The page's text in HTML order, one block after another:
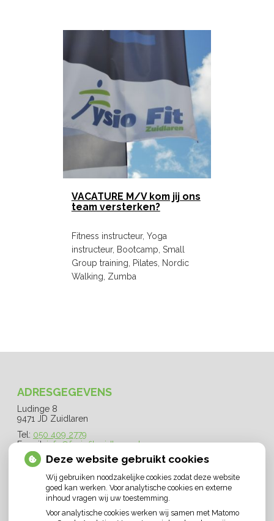
VACATURE M/V kom jij ons
team versterken?
Fitness instructeur, Yoga
instructeur, Bootcamp, Small
Group training, Pilates, Nordic
Walking, Zumba
ADRESGEGEVENS
Ludinge 8
9471 JD Zuidlaren
Tel: 050 409 2779
E-mail:info@fysiofitzuidlaren.nl
OPENINGSTIJDEN
Maandag:
07.30 - 21.30
Dinsdag:
07.30 - 21.30
Deze website gebruikt cookies
Wij gebruiken noodzakelijke cookies zodat deze website
goed kan werken. Voor analytische cookies en externe
inhoud vragen wij uw toestemming.
Voor analytische cookies werken wij samen met Matomo